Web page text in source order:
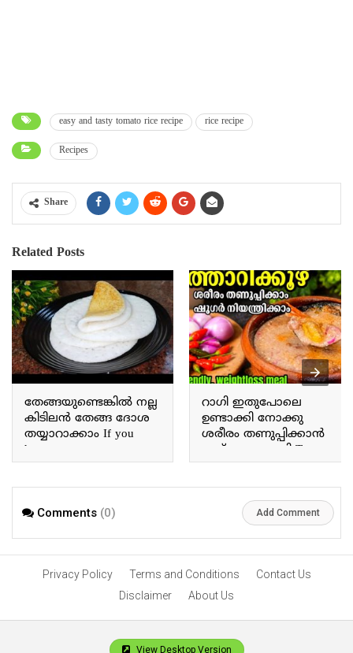
easy and tasty tomato rice recipe rice recipe
Recipes
Share
Related Posts
തേങ്ങയുണ്ടെങ്കിൽ നല്ല
കിടിലൻ തേങ്ങ ദോശ
തയ്യാറാക്കാം If you
have coconut, you can
prepare a fantastic coconut
റാഗി ഇതുപോലെ
ഉണ്ടാക്കി നോക്കു
ശരീരം തണുപ്പിക്കാൻ
ഇത് മാത്രം മതി Try
making ragi this way; this
Comments (0) Add Comment
Privacy Policy Terms and Conditions
Contact Us
Disclaimer
About Us
View Desktop Version